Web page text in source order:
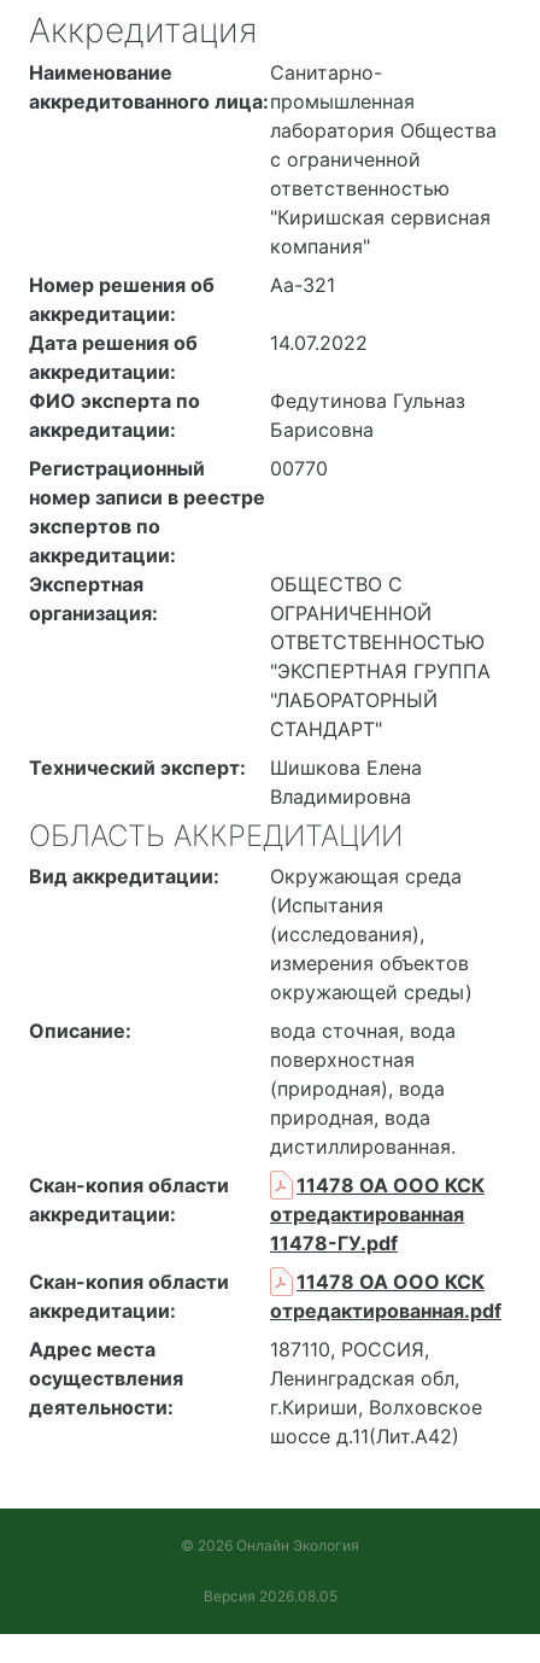
Аккредитация
Наименование
аккредитованного лица:
Санитарно-
промышленная
лаборатория Общества
с ограниченной
ответственностью
"Киришская сервисная
компания"
Номер решения об
аккредитации:
Аа-321
Дата решения об
аккредитации:
14.07.2022
ФИО эксперта по
аккредитации:
Федутинова Гульназ
Барисовна
Регистрационный
номер записи в реестре
экспертов по
аккредитации:
00770
Экспертная
организация:
ОБЩЕСТВО С
ОГРАНИЧЕННОЙ
ОТВЕТСТВЕННОСТЬЮ
"ЭКСПЕРТНАЯ ГРУППА
"ЛАБОРАТОРНЫЙ
СТАНДАРТ"
Технический эксперт:
Шишкова Елена
Владимировна
ОБЛАСТЬ АККРЕДИТАЦИИ
Вид аккредитации:
Окружающая среда
(Испытания
(исследования),
измерения объектов
окружающей среды)
Описание:
вода сточная, вода
поверхностная
(природная), вода
природная, вода
дистиллированная.
Скан-копия области
аккредитации:
11478 ОА ООО КСК
отредактированная
11478-ГУ.pdf
Скан-копия области
аккредитации:
11478 ОА ООО КСК
отредактированная.pdf
Адрес места
осуществления
деятельности:
187110, РОССИЯ,
Ленинградская обл,
г.Кириши, Волховское
шоссе д.11(Лит.А42)
© 2026 Онлайн Экология
Версия 2026.08.05